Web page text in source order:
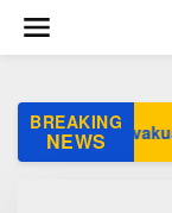
w
BREAKING
NEWS
Evakuasi 2